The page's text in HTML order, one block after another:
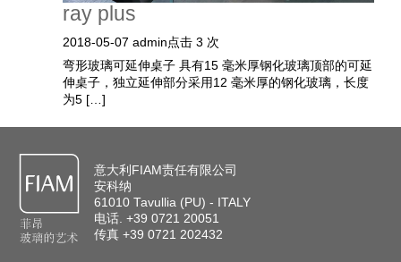
ray plus
2018-05-07 admin 点击 3 次
弯形玻璃可延伸桌子 具有15 毫米厚钢化玻璃顶部的可延
伸桌子，独立延伸部分采用12 毫米厚的钢化玻璃，长度
为5 […]
意大利FIAM责任有限公司
安科纳
61010 Tavullia (PU) - ITALY
电话. +39 0721 20051
传真 +39 0721 202432